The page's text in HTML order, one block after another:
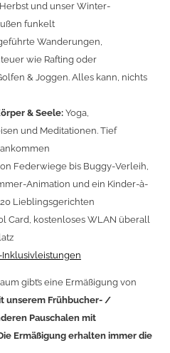
und unser Winter-
funkelt
Wanderungen,
wie Rafting oder
& Joggen. Alles kann, nichts
& Seele: Yoga,
und Meditationen. Tief
Federwiege bis Buggy-Verleih,
Animation und ein Kinder-à-
Lieblingsgerichten
Card, kostenloses WLAN überall
gibt’s eine Ermäßigung von
unserem Frühbucher- /
Pauschalen mit
Ermäßigung erhalten immer die